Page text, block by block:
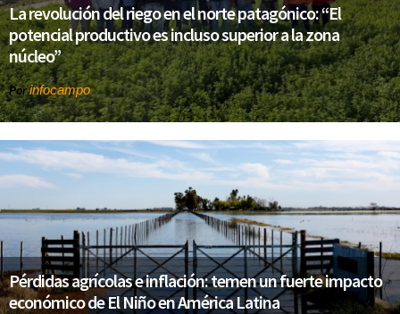
La revolución del riego en el norte patagónico: “El
potencial productivo es incluso superior a la zona
núcleo”
Porinfocampo
Pérdidas agrícolas e inflación: temen un fuerte impacto
económico de El Niño en América Latina